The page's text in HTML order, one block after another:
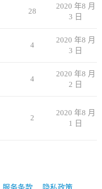
28
2020 年8 月
3 日
4
2020 年8 月
3 日
4
2020 年8 月
2 日
2
2020 年8 月
1 日